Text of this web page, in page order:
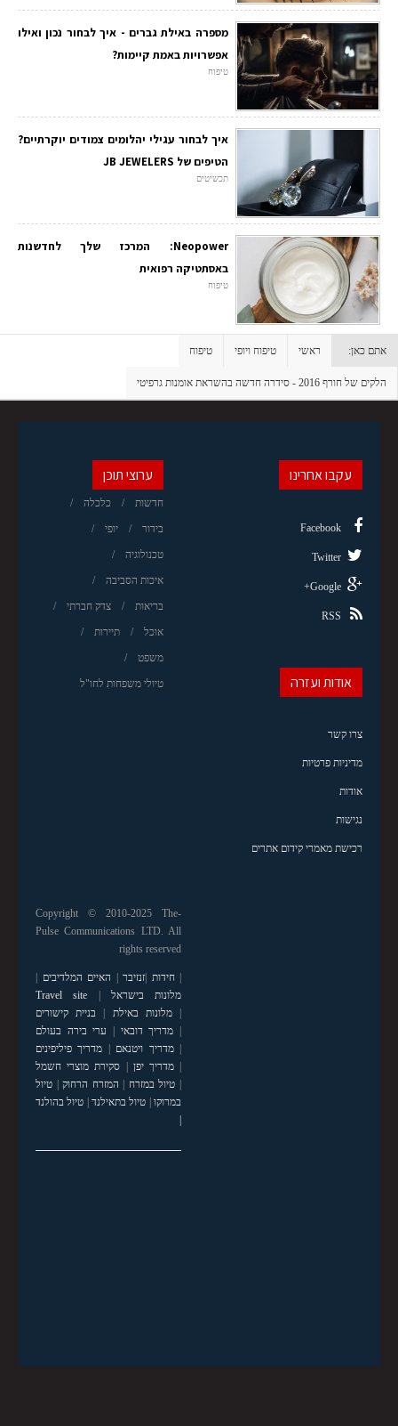
מספרה באילת גברים - איך לבחור נכון ואילו
אפשרויות באמת קיימות?
טיפוח
איך לבחור עגילי יהלומים צמודים יוקרתיים?
הטיפים של JB JEWELERS
תכשיטים
Neopower: המרכז שלך לחדשנות
באסתטיקה רפואית
טיפוח
אתם כאן: ראשי טיפוח ויופי טיפוח
הלקים של חורף 2016 - סידרה חדשה בהשראת אומנות גרפיטי
ערוצי תוכן
חדשות כלכלה
בידור יופי
טכנולוגיה
איכות הסביבה
בריאות צדק חברתי
אוכל תיירות
משפט
טיולי משפחות לחו"ל
עקבו אחרינו
Facebook
Twitter
Google+
RSS
אודות ועזרה
צרו קשר
מדיניות פרטיות
אודות
נגישות
רכישת מאמרי קידום אתרים
Copyright © 2010-2025 The-
Pulse Communications LTD. All
rights reserved
|חידות זנזיבר האיים המלדיבים
מלונות בישראל
Travel site
|מלונות באילת
בניית קישורים
מדריך דובאי
ערי בירה בעולם
|מדריך ויטנאם
מדריך פיליפינים
|מדריך יפן
סקירת מוצרי חשמל
טיול במזרח המזרח הרחוק| טיול
במרוקו| טיול בתאילנד| טיול בהולנד